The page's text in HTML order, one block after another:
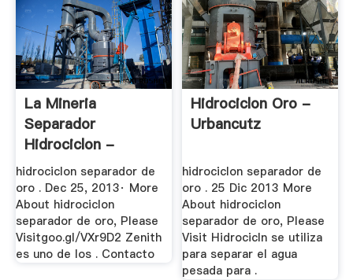
La Mineria
Separador
Hidrociclon -
Defibrillateur
hidrociclon separador de
oro . Dec 25, 2013· More
About hidrociclon
separador de oro, Please
Visitgoo.gl/VXr9D2 Zenith
es uno de los . Contacto
Hidrociclon Oro -
Urbancutz
hidrociclon separador de
oro . 25 Dic 2013 More
About hidrociclon
separador de oro, Please
Visit Hidrocicln se utiliza
para separar el agua
pesada para .